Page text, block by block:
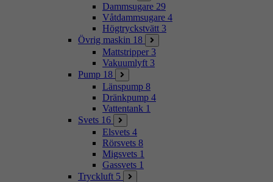
Dammsugare 29
Våtdammsugare 4
Högtryckstvätt 3
Övrig maskin 18
Mattstripper 3
Vakuumlyft 3
Pump 18
Länspump 8
Dränkpump 4
Vattentank 1
Svets 16
Elsvets 4
Rörsvets 8
Migsvets 1
Gassvets 1
Tryckluft 5